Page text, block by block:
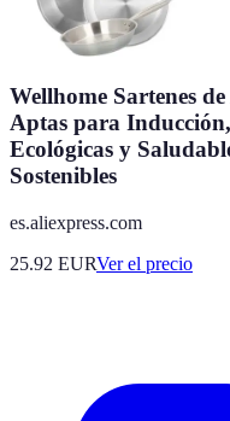
Wellhome Sartenes
Aptas para
Ecológicas y
Sostenibles
es.aliexpress.com
25.92 EURVer el precio